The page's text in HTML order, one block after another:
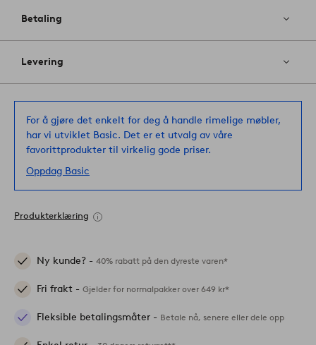
Betaling
Levering
For å gjøre det enkelt for deg å handle rimelige møbler,
har vi utviklet Basic. Det er et utvalg av våre
favorittprodukter til virkelig gode priser.
Oppdag Basic
Produkterklæring
Ny kunde? - 40% rabatt på den dyreste varen*
Fri frakt - Gjelder for normalpakker over 649 kr*
Fleksible betalingsmåter - Betale nå, senere eller dele opp